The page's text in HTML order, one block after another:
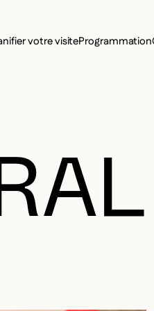
votre visiteProgrammation